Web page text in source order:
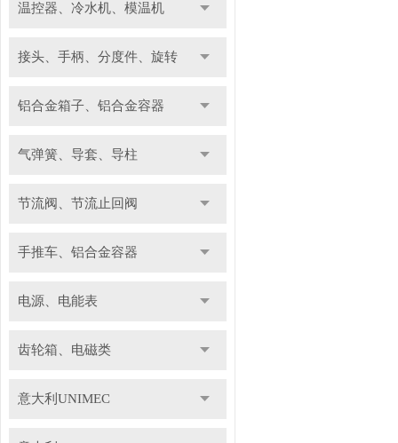
温控器、冷水机、模温机
接头、手柄、分度件、旋转
铝合金箱子、铝合金容器
气弹簧、导套、导柱
节流阀、节流止回阀
手推车、铝合金容器
电源、电能表
齿轮箱、电磁类
意大利UNIMEC